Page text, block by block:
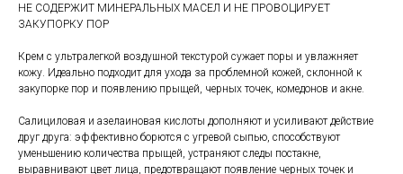
НЕ СОДЕРЖИТ МИНЕРАЛЬНЫХ МАСЕЛ И НЕ ПРОВОЦИРУЕТ
ЗАКУПОРКУ ПОР
Крем с ультралегкой воздушной текстурой сужает поры и увлажняет
кожу. Идеально подходит для ухода за проблемной кожей, склонной к
закупорке пор и появлению прыщей, черных точек, комедонов и акне.
Салициловая и азелаиновая кислоты дополняют и усиливают действие
друг друга: эффективно борются с угревой сыпью, способствуют
уменьшению количества прыщей, устраняют следы постакне,
выравнивают цвет лица, предотвращают появление черных точек и